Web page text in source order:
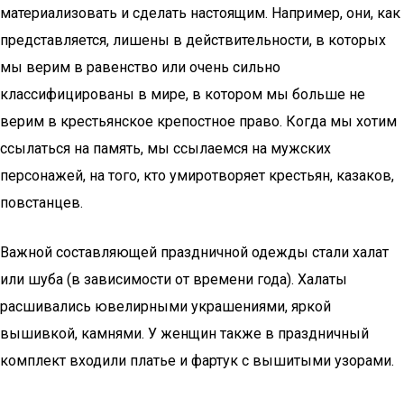
материализовать и сделать настоящим. Например, они, как
представляется, лишены в действительности, в которых
мы верим в равенство или очень сильно
классифицированы в мире, в котором мы больше не
верим в крестьянское крепостное право. Когда мы хотим
ссылаться на память, мы ссылаемся на мужских
персонажей, на того, кто умиротворяет крестьян, казаков,
повстанцев.
Важной составляющей праздничной одежды стали халат
или шуба (в зависимости от времени года). Халаты
расшивались ювелирными украшениями, яркой
вышивкой, камнями. У женщин также в праздничный
комплект входили платье и фартук с вышитыми узорами.